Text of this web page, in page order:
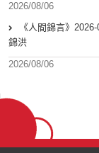
2026/08/06
《人間錦言》
錦洪
2026/08/06